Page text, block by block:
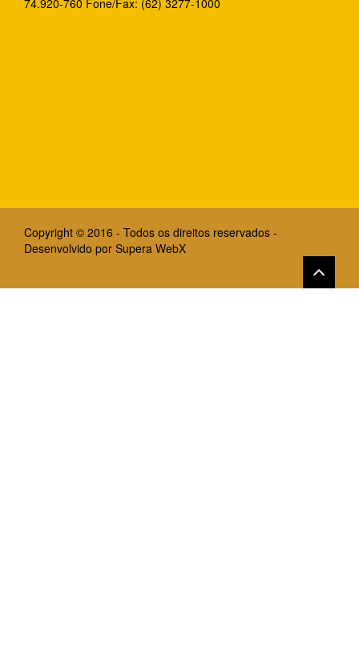
74.920-760 Fone/Fax: (62) 3277-1000
Copyright © 2016 - Todos os direitos reservados -
Desenvolvido por Supera WebX